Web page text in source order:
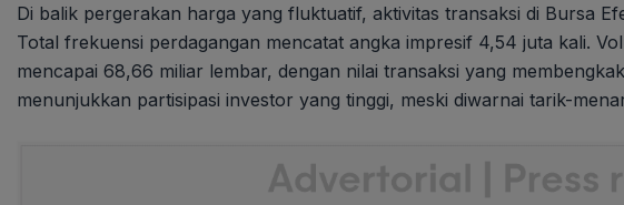
Di balik pergerakan harga yang fluktuatif, aktivitas transaksi di Bursa
Total frekuensi perdagangan mencatat angka impresif 4,54 juta kali.
mencapai 68,66 miliar lembar, dengan nilai transaksi yang
menunjukkan partisipasi investor yang tinggi, meski diwarnai tarik-